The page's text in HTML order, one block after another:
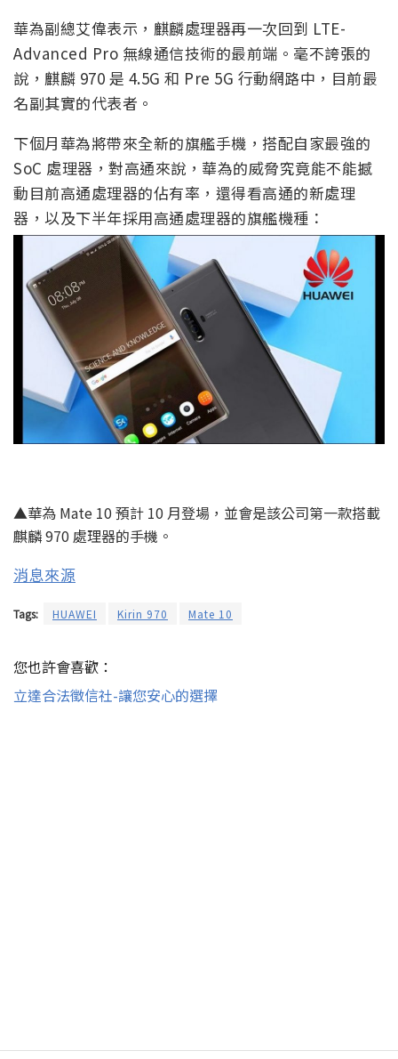
華為副總艾偉表示，麒麟處理器再一次回到 LTE-
Advanced Pro 無線通信技術的最前端。毫不誇張的
說，麒麟 970 是 4.5G 和 Pre 5G 行動網路中，目前最
名副其實的代表者。
下個月華為將帶來全新的旗艦手機，搭配自家最強的
SoC 處理器，對高通來說，華為的威脅究竟能不能撼
動目前高通處理器的佔有率，還得看高通的新處理
器，以及下半年採用高通處理器的旗艦機種：
▲華為 Mate 10 預計 10 月登場，並會是該公司第一款搭載
麒麟 970 處理器的手機。
消息來源
Tags: HUAWEI Kirin 970 Mate 10
您也許會喜歡：
立達合法徵信社-讓您安心的選擇